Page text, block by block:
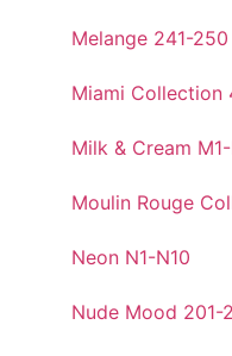
Melange 241-250
Miami Collection
Milk & Cream
Moulin Rouge
Neon N1-N10
Nude Mood 201-